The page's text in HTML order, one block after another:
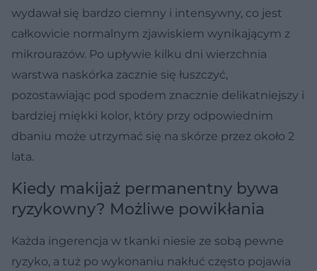
wydawał się bardzo ciemny i intensywny, co jest
całkowicie normalnym zjawiskiem wynikającym z
mikrourazów. Po upływie kilku dni wierzchnia
warstwa naskórka zacznie się łuszczyć,
pozostawiając pod spodem znacznie delikatniejszy i
bardziej miękki kolor, który przy odpowiednim
dbaniu może utrzymać się na skórze przez około 2
lata.
Kiedy makijaż permanentny bywa
ryzykowny? Możliwe powikłania
Każda ingerencja w tkanki niesie ze sobą pewne
ryzyko, a tuż po wykonaniu nakłuć często pojawia